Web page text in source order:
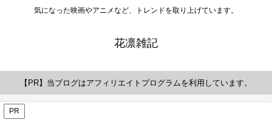
気になった映画やアニメなど、トレンドを取り上げています。
花凛雑記
【PR】当ブログはアフィリエイトプログラムを利用しています。
PR